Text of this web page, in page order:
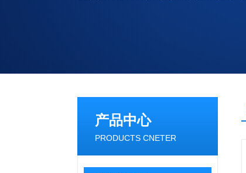
产品中心
PRODUCTS CNETER